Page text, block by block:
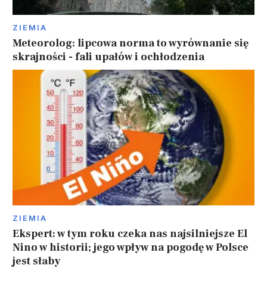
ZIEMIA
Meteorolog: lipcowa norma to wyrównanie się
skrajności - fali upałów i ochłodzenia
ZIEMIA
Ekspert: w tym roku czeka nas najsilniejsze El
Nino w historii; jego wpływ na pogodę w Polsce
jest słaby